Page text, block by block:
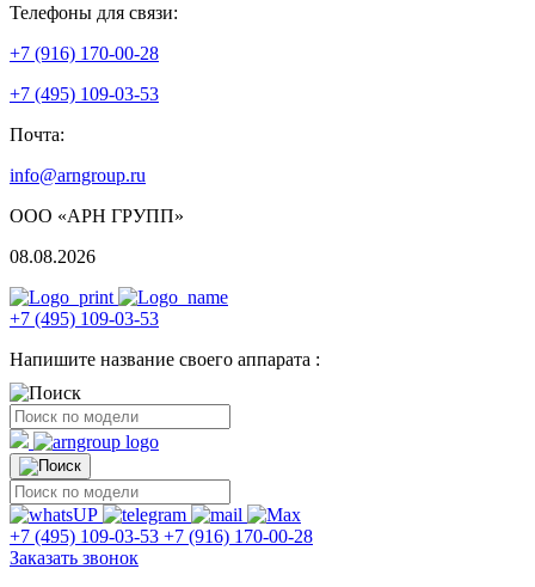
Телефоны для связи:
+7 (916) 170-00-28
+7 (495) 109-03-53
Почта:
info@arngroup.ru
ООО «АРН ГРУПП»
08.08.2026
+7 (495) 109-03-53
Напишите название своего аппарата :
+7 (495) 109-03-53 +7 (916) 170-00-28
Заказать звонок